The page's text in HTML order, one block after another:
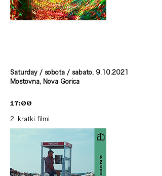
Saturday / sobota / sabato, 9.10.2021
Mostovna, Nova Gorica
17:00
2. kratki filmi